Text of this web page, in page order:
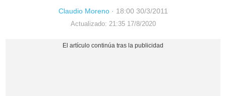
Claudio Moreno· 18:00 30/3/2011
Actualizado: 21:35 17/8/2020